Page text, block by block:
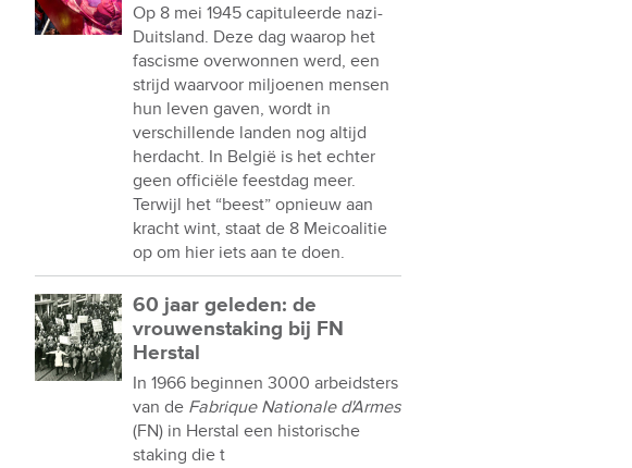
Op 8 mei 1945 capituleerde nazi-
Duitsland. Deze dag waarop het
fascisme overwonnen werd, een
strijd waarvoor miljoenen mensen
hun leven gaven, wordt in
verschillende landen nog altijd
herdacht. In België is het echter
geen officiële feestdag meer.
Terwijl het “beest” opnieuw aan
kracht wint, staat de 8 Meicoalitie
op om hier iets aan te doen.
60 jaar geleden: de
vrouwenstaking bij FN
Herstal
In 1966 beginnen 3000 arbeidsters
van de Fabrique Nationale d'Armes
(FN) in Herstal een historische
staking die t